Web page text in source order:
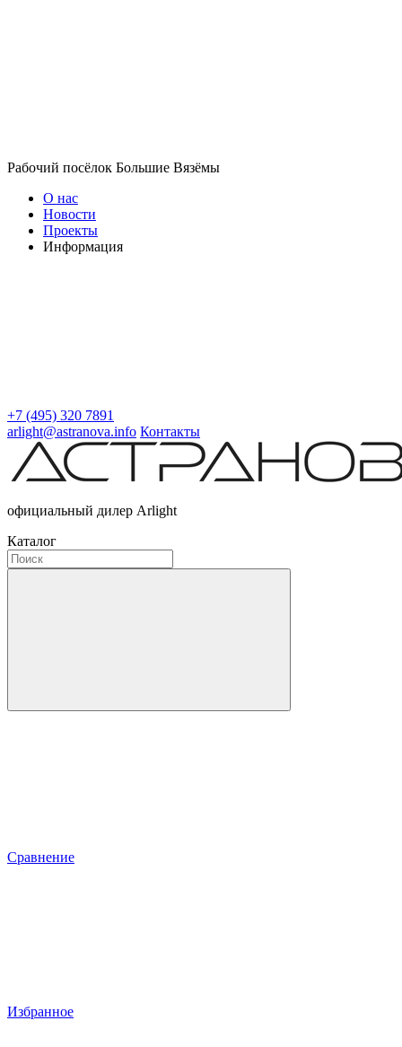
Рабочий посёлок Большие Вязёмы
О нас
Новости
Проекты
Информация
+7 (495) 320 7891
arlight@astranova.info Контакты
официальный дилер Arlight
Каталог
Сравнение
Избранное